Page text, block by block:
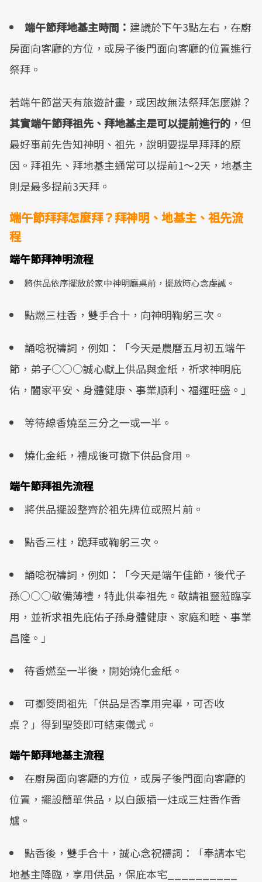
端午節拜地基主時間： 建議於下午3點左右，在廚
房面向客廳的方位，或房子後門面向客廳的位置進行
祭拜。
若端午節當天有旅遊計畫，或因故無法祭拜怎麼辦？
其實端午節拜祖先、拜地基主是可以提前進行的 ，但
最好事前先告知神明、祖先，說明要提早拜拜的原
因。拜祖先、拜地基主通常可以提前1～2天，地基主
則是最多提前3天拜。
端午節拜拜怎麼拜？拜神明、地基主、祖先流
程
端午節拜神明流程
將供品依序擺放於家中神明廳桌前，擺放時心念虔誠。
點燃三柱香，雙手合十，向神明鞠躬三次。
誦唸祝禱詞，例如：「今天是農曆五月初五端午
節，弟子○○○誠心獻上供品與金紙，祈求神明庇
佑，闔家平安、身體健康、事業順利、福運旺盛。」
等待線香燒至三分之一或一半。
燒化金紙，禮成後可撤下供品食用。
端午節拜祖先流程
將供品擺設整齊於祖先牌位或照片前。
點香三柱，跪拜或鞠躬三次。
誦唸祝禱詞，例如：「今天是端午佳節，後代子
孫○○○敬備薄禮，特此供奉祖先。敬請祖靈蒞臨享
用，並祈求祖先庇佑子孫身體健康、家庭和睦、事業
昌隆。」
待香燃至一半後，開始燒化金紙。
可擲筊問祖先「供品是否享用完畢，可否收
桌？」得到聖筊即可結束儀式。
端午節拜地基主流程
在廚房面向客廳的方位，或房子後門面向客廳的
位置，擺設簡單供品，以白飯插一炷或三炷香作香
爐。
點香後，雙手合十，誠心念祝禱詞：「奉請本宅
地基主降臨，享用供品，保庇本宅__________